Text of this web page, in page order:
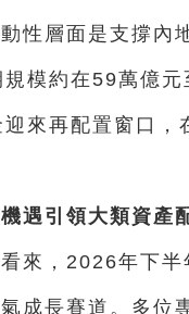
性層面是支撐內
模約在59萬億
來再配置窗口
遇引領大類資產
來，2026年下半
成長賽道。多位